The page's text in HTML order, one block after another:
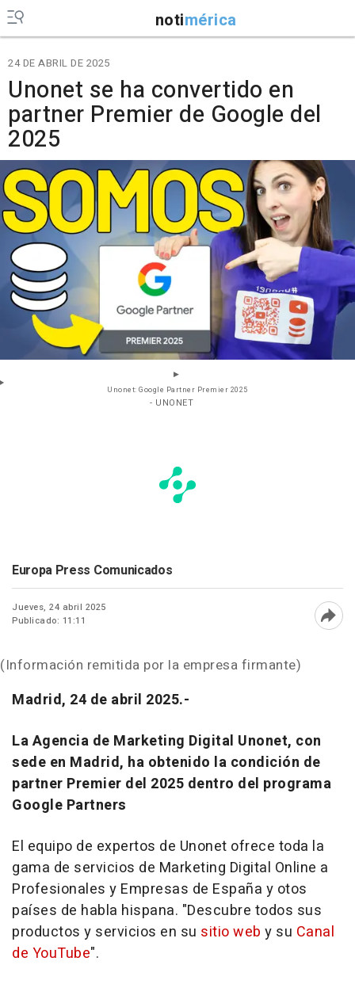
notimérica
24 DE ABRIL DE 2025
Unonet se ha convertido en
partner Premier de Google del
2025
Unonet: Google Partner Premier 2025
- UNONET
Europa Press Comunicados
Jueves, 24 abril 2025
Publicado: 11:11
(Información remitida por la empresa firmante)
Madrid, 24 de abril 2025.-
La Agencia de Marketing Digital Unonet, con
sede en Madrid, ha obtenido la condición de
partner Premier del 2025 dentro del programa
Google Partners
El equipo de expertos de Unonet ofrece toda la
gama de servicios de Marketing Digital Online a
Profesionales y Empresas de España y otos
países de habla hispana. "Descubre todos sus
productos y servicios en su sitio web y su Canal
de YouTube".